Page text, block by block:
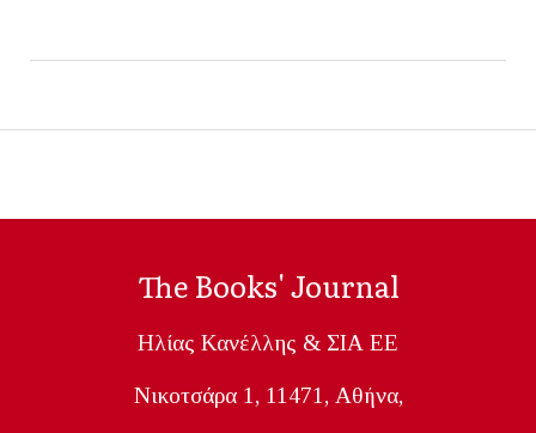
The Books' Journal
Ηλίας Κανέλλης & ΣΙΑ ΕΕ
Nικοτσάρα 1, 11471, Aθήνα,